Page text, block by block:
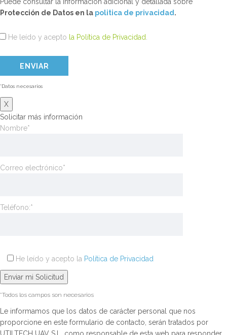
Protección de Datos en la politica de privacidad .
He leído y acepto la Política de Privacidad
*Datos necesarios
X
Solicitar más información
Nombre*
Correo electrónico*
Teléfono:*
He leído y acepto la Política de Privacidad
*Todos los campos son necesarios
Le informamos que los datos de carácter personal que nos
proporcione en este formulario de contacto, serán tratados por